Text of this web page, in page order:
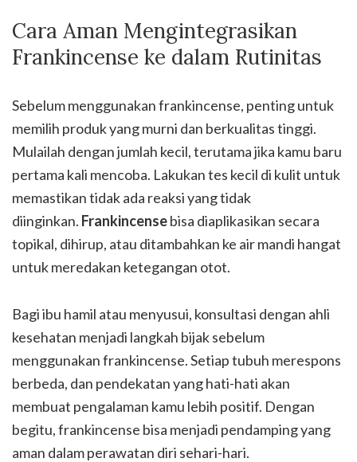
Cara Aman Mengintegrasikan
Frankincense ke dalam Rutinitas
Sebelum menggunakan frankincense, penting untuk
memilih produk yang murni dan berkualitas tinggi.
Mulailah dengan jumlah kecil, terutama jika kamu baru
pertama kali mencoba. Lakukan tes kecil di kulit untuk
memastikan tidak ada reaksi yang tidak
diinginkan. Frankincensebisa diaplikasikan secara
topikal, dihirup, atau ditambahkan ke air mandi hangat
untuk meredakan ketegangan otot.
Bagi ibu hamil atau menyusui, konsultasi dengan ahli
kesehatan menjadi langkah bijak sebelum
menggunakan frankincense. Setiap tubuh merespons
berbeda, dan pendekatan yang hati-hati akan
membuat pengalaman kamu lebih positif. Dengan
begitu, frankincense bisa menjadi pendamping yang
aman dalam perawatan diri sehari-hari.